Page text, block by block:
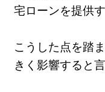
宅ローンを提供
こうした点を踏
きく影響すると